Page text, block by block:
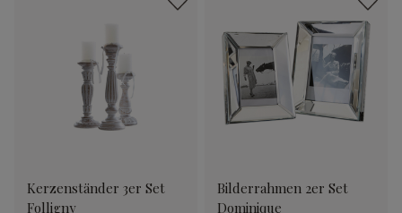
Kerzenständer 3er Set
Folligny
Bilderrahmen 2er Set
Dominique